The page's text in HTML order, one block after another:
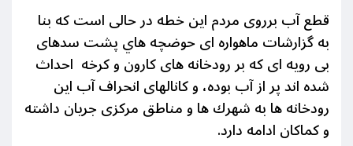
قطع آب برروی مردم این خطه در حالی است كه بنا
به گزارشات ماهواره ای حوضچه هاي پشت سدهای
بی رویه ای كه بر رودخانه های كارون و كرخه احداث
شده اند پر از آب بوده، و كانالهای انحراف آب این
رودخانه ها به شهرك ها و مناطق مرکزی جريان داشته
و كماكان ادامه دارد.